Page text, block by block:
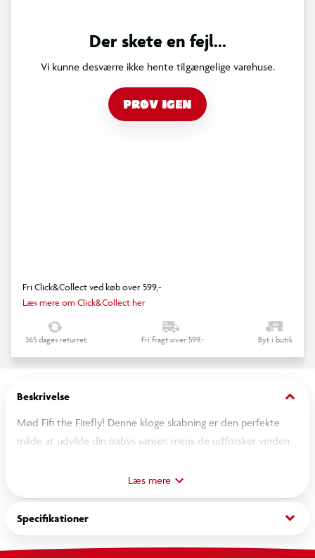
Der skete en fejl...
Vi kunne desværre ikke hente tilgængelige varehuse.
PRØV IGEN
Fri Click&Collect ved køb over 599,-
Læs mere om Click&Collect her
365 dages returret Fri fragt over 599,- Byt i butik
Beskrivelse keyboard_arrow_down
Mød Fifi the Firefly! Denne kloge skabning er den perfekte
måde at udvikle din babys sanser, mens de udforsker verden
flere teksturer og bånd som din baby kan udforske. Det
højkontrasterede design fremmer visuel udvikling, mens de
vokser og lærer om verden omkring dem.
Fifi the Firefly laver interessante knitrende lyde, der
Læs mere
Specifikationer keyboard_arrow_down